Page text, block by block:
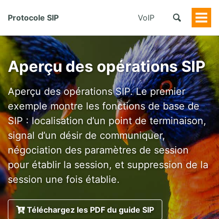
Protocole SIP VoIP
Aperçu des opérations SIP
Aperçu des opérations SIP. Le premier
exemple montre les fonctions de base de
SIP : localisation d’un point de terminaison,
signal d’un désir de communiquer,
négociation des paramètres de session
pour établir la session, et suppression de la
session une fois établie.
Téléchargez les PDF du guide SIP